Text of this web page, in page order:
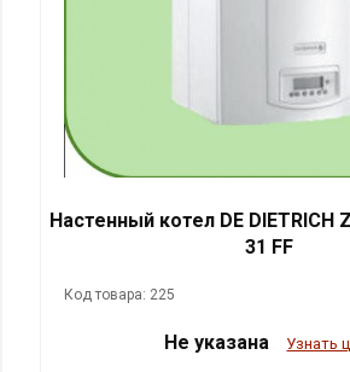
Настенный котел DE DIETRICH
31 FF
Код товара: 225
Не указана Узнать